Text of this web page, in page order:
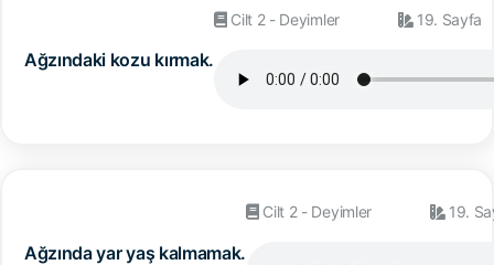
Ağzındaki kozu kırmak.
Cilt 2 - Deyimler 19. Sayfa
Ağzında yar yaş kalmamak.
Cilt 2 - Deyimler 19.